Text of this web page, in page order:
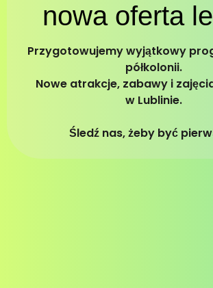
nowa oferta
Przygotowujemy wyjątkowy
półkolonii.
Nowe atrakcje, zabawy i
w Lublinie.
Śledź nas, żeby być